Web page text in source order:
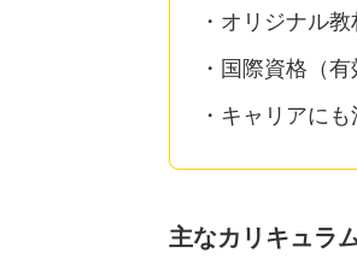
オリジナル教
国際資格（有
キャリアにも
主なカリキュラ